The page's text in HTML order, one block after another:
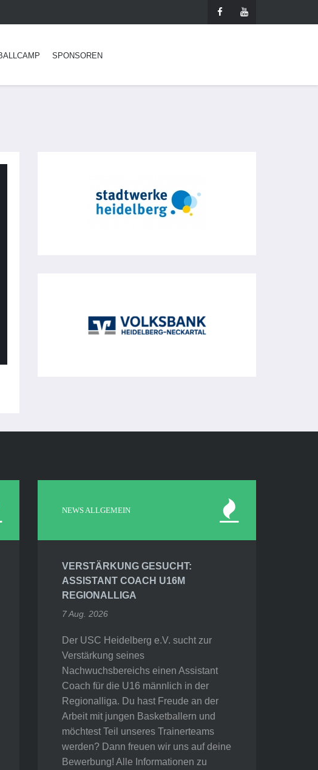
SPONSOREN
NEWS ALLGEMEIN
VERSTÄRKUNG GESUCHT:
ASSISTANT COACH U16M
REGIONALLIGA
7 Aug. 2026
Der USC Heidelberg e.V. sucht zur
Verstärkung seines
Nachwuchsbereichs einen Assistant
Coach für die U16 männlich in der
Regionalliga. Du hast Freude an der
Arbeit mit jungen Basketballern und
möchtest Teil unseres Trainerteams
werden? Dann freuen wir uns auf deine
Bewerbung! Alle Informationen zu